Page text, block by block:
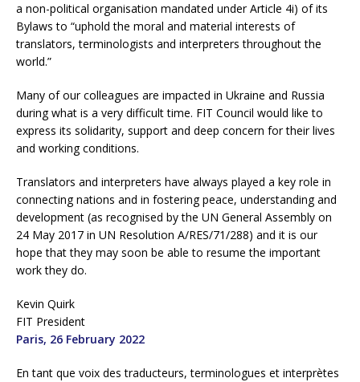
a non-political organisation mandated under Article 4i) of its
Bylaws to “uphold the moral and material interests of
translators, terminologists and interpreters throughout the
world.”
Many of our colleagues are impacted in Ukraine and Russia
during what is a very difficult time. FIT Council would like to
express its solidarity, support and deep concern for their lives
and working conditions.
Translators and interpreters have always played a key role in
connecting nations and in fostering peace, understanding and
development (as recognised by the UN General Assembly on
24 May 2017 in UN Resolution A/RES/71/288) and it is our
hope that they may soon be able to resume the important
work they do.
Kevin Quirk
FIT President
Paris, 26 February 2022
En tant que voix des traducteurs, terminologues et interprètes